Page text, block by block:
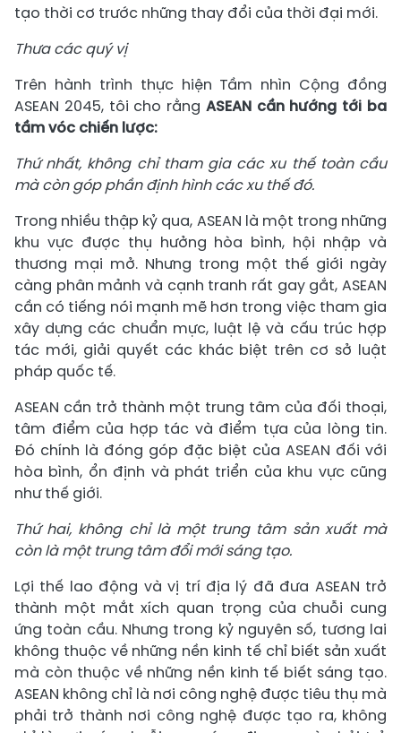
tạo thời cơ trước những thay đổi của thời đại mới.
Thưa các quý vị
Trên hành trình thực hiện Tầm nhìn Cộng đồng
ASEAN 2045, tôi cho rằng ASEAN cần hướng tới ba
tầm vóc chiến lược:
Thứ nhất, không chỉ tham gia các xu thế toàn cầu
mà còn góp phần định hình các xu thế đó.
Trong nhiều thập kỷ qua, ASEAN là một trong những
khu vực được thụ hưởng hòa bình, hội nhập và
thương mại mở. Nhưng trong một thế giới ngày
càng phân mảnh và cạnh tranh rất gay gắt, ASEAN
cần có tiếng nói mạnh mẽ hơn trong việc tham gia
xây dựng các chuẩn mực, luật lệ và cấu trúc hợp
tác mới, giải quyết các khác biệt trên cơ sở luật
pháp quốc tế.
ASEAN cần trở thành một trung tâm của đối thoại,
tâm điểm của hợp tác và điểm tựa của lòng tin.
Đó chính là đóng góp đặc biệt của ASEAN đối với
hòa bình, ổn định và phát triển của khu vực cũng
như thế giới.
Thứ hai, không chỉ là một trung tâm sản xuất mà
còn là một trung tâm đổi mới sáng tạo.
Lợi thế lao động và vị trí địa lý đã đưa ASEAN trở
thành một mắt xích quan trọng của chuỗi cung
ứng toàn cầu. Nhưng trong kỷ nguyên số, tương lai
không thuộc về những nền kinh tế chỉ biết sản xuất
mà còn thuộc về những nền kinh tế biết sáng tạo.
ASEAN không chỉ là nơi công nghệ được tiêu thụ mà
phải trở thành nơi công nghệ được tạo ra, không